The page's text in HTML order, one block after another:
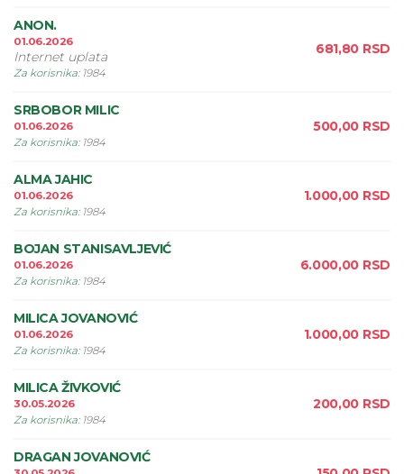
ANON.
01.06.2026
Internet uplata
Za korisnika: 1984
681,80 RSD
SRBOBOR MILIC
01.06.2026
Za korisnika: 1984
500,00 RSD
ALMA JAHIC
01.06.2026
Za korisnika: 1984
1.000,00 RSD
BOJAN STANISAVLJEVIĆ
01.06.2026
Za korisnika: 1984
6.000,00 RSD
MILICA JOVANOVIĆ
01.06.2026
Za korisnika: 1984
1.000,00 RSD
MILICA ŽIVKOVIĆ
30.05.2026
Za korisnika: 1984
200,00 RSD
DRAGAN JOVANOVIĆ